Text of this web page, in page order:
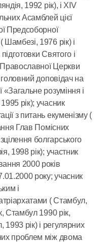
1992 рік), і XIV
Асамблей цієї
Предсоборної
1976 рік) і
Святого і
Церкви
доповідач на
«Загальне розуміння і
рік); учасник
з питань екуменізму (
Глав Помісних
болгарського
1998 рік); участник
2000 років
року; учасник
і
( Стамбул,
Стамбул 1990 рік,
рік) і регулярних
проблем між двома